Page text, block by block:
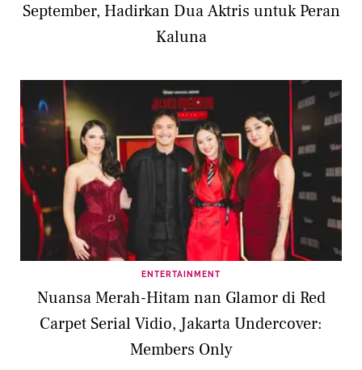
September, Hadirkan Dua Aktris untuk Peran
Kaluna
ENTERTAINMENT
Nuansa Merah-Hitam nan Glamor di Red
Carpet Serial Vidio, Jakarta Undercover:
Members Only